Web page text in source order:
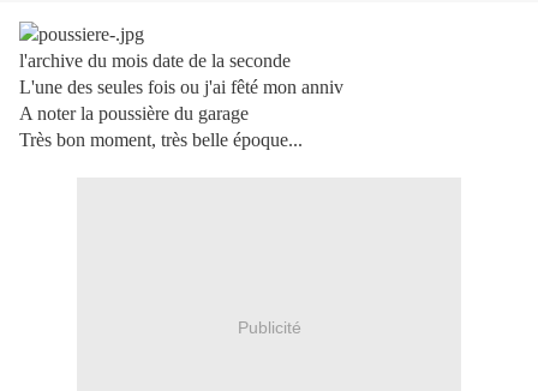
l'archive du mois date de la seconde
L'une des seules fois ou j'ai fêté mon anniv
A noter la poussière du garage
Très bon moment, très belle époque...
Publicité